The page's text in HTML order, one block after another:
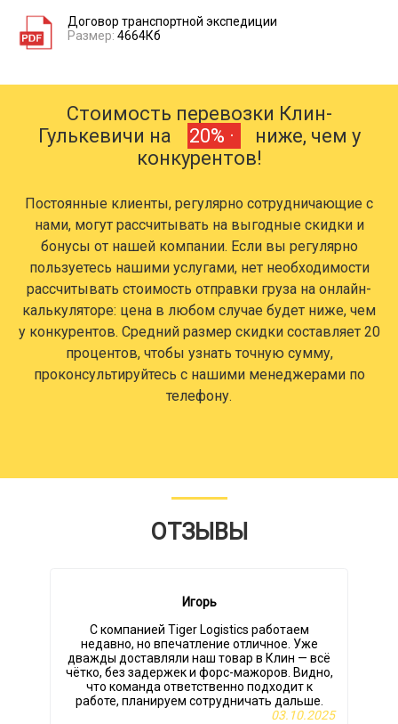
Договор транспортной экспедиции
Размер: 4664Кб
Стоимость перевозки Клин-
Гулькевичи на
20% ·
ниже, чем у
конкурентов!
Постоянные клиенты, регулярно сотрудничающие с
нами, могут рассчитывать на выгодные скидки и
бонусы от нашей компании. Если вы регулярно
пользуетесь нашими услугами, нет необходимости
рассчитывать стоимость отправки груза на онлайн-
калькуляторе: цена в любом случае будет ниже, чем
у конкурентов. Средний размер скидки составляет 20
процентов, чтобы узнать точную сумму,
проконсультируйтесь с нашими менеджерами по
телефону.
ОТЗЫВЫ
Игорь
С компанией Tiger Logistics работаем
недавно, но впечатление отличное. Уже
дважды доставляли наш товар в Клин — всё
чётко, без задержек и форс-мажоров. Видно,
что команда ответственно подходит к
работе, планируем сотрудничать дальше.
03.10.2025